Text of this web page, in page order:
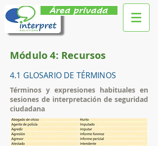
Área privada
Módulo 4: Recursos
4.1 GLOSARIO DE TÉRMINOS
Términos y expresiones habituales en
sesiones de interpretación de seguridad
ciudadana